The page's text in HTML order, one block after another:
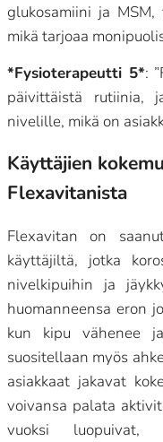
glukosamiini ja
mikä tarjoaa
*Fysioterapeutti 5*:
päivittäistä rutiinia,
nivelille, mikä on
Käyttäjien
Flexavitanista
Flexavitan on
käyttäjiltä, jotka
nivelkipuihin ja
huomanneensa eron
kun kipu vähenee
suositellaan myös
asiakkaat jakavat
voivansa palata
vuoksi luopuivat,